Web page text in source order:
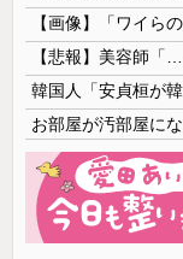
【画像】「ワイら
【悲報】美容師
お部屋が汚部屋にな